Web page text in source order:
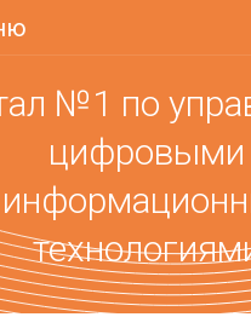
№1 по
цифровыми